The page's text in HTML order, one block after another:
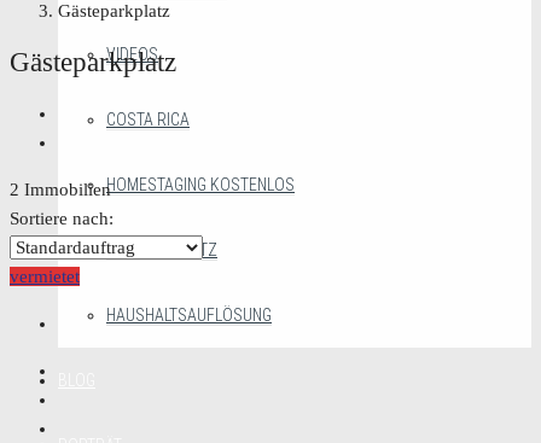
VIDEOS
COSTA RICA
HOMESTAGING KOSTENLOS
MAKLERGESETZ
HAUSHALTSAUFLÖSUNG
Gästeparkplatz
Gästeparkplatz
2 Immobilien
Sortiere nach:
vermietet